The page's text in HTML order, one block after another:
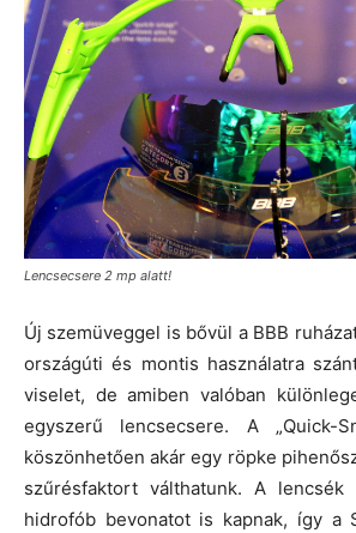
Lencsecsere 2 mp alatt!
Új szemüveggel is bővül a BBB
országúti és montis használatra
viselet, de amiben valóban
egyszerű lencsecsere. A „Quick-
köszönhetően akár egy röpke
szűrésfaktort válthatunk. A lencsék
hidrofób bevonatot is kapnak, így a